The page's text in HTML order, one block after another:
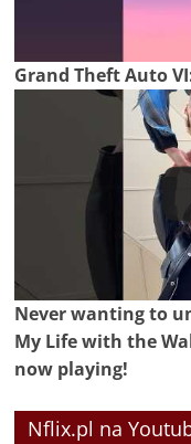
Grand Theft Auto
Never wanting to
My Life with the
now playing!
Nflix.pl na